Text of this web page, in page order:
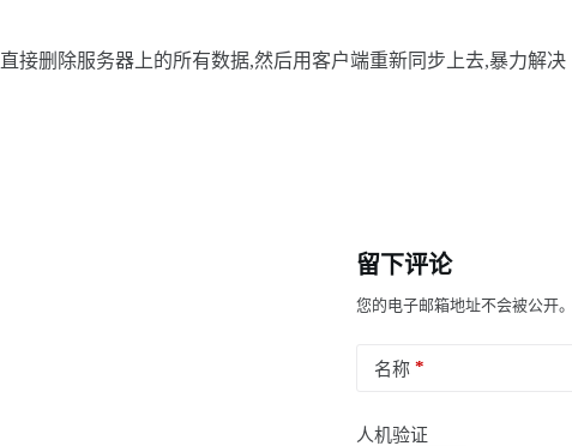
直接删除服务器上的所有数据,然后用客户端重新同步上去,暴力解决
留下评论
您的电子邮箱地址不会被公开。
名称 *
人机验证